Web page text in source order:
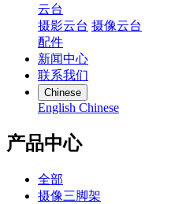
云台
摄影云台 摄像云台
配件
新闻中心
联系我们
Chinese
English Chinese
产品中心
全部
摄像三脚架